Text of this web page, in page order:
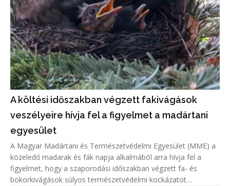
A költési időszakban végzett fakivágások
veszélyeire hívja fel a figyelmet a madártani
egyesület
A Magyar Madártani és Természetvédelmi Egyesület (MME) a
közeledő madarak és fák napja alkalmából arra hívja fel a
figyelmet, hogy a szaporodási időszakban végzett fa- és
bokorkivágások súlyos természetvédelmi kockázatot